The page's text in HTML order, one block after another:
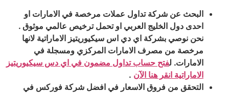
البحث عن شركة تداول عملات مرخصة في الامارات او
احدى دول الخليج العربي او تحمل ترخيص عالمي موثوق .
نحن نوصي بشركة اي دي اس سيكيوريتيز الاماراتية لانها
مرخصة من مصرف الامارات المركزي ومسجلة في
الامارات. لفتح حساب تداول مضمون في اي دس سيكيوريتيز
الاماراتية انقر هنا الآن .
التحقق من فروق الاسعار في افضل شركة فوركس في